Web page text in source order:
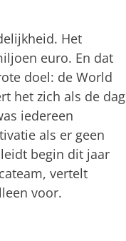
Het
euro. En dat
doel: de World
het zich als de dag
iedereen
als er geen
begin dit jaar
vertelt
voor.